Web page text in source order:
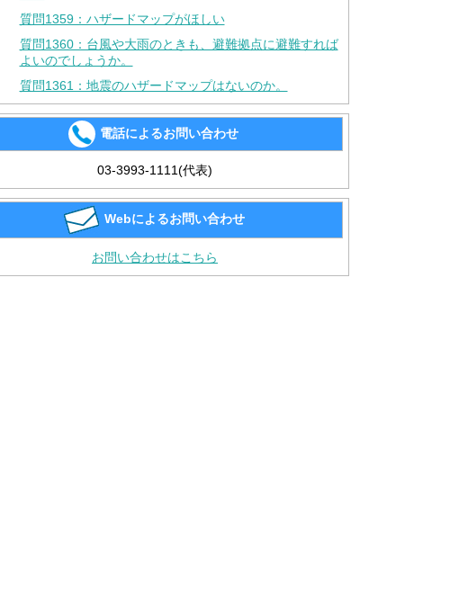
質問1359：ハザードマップがほしい
質問1360：台風や大雨のときも、避難拠点に避難すれば
よいのでしょうか。
質問1361：地震のハザードマップはないのか。
電話によるお問い合わせ
03-3993-1111(代表)
Webによるお問い合わせ
お問い合わせはこちら